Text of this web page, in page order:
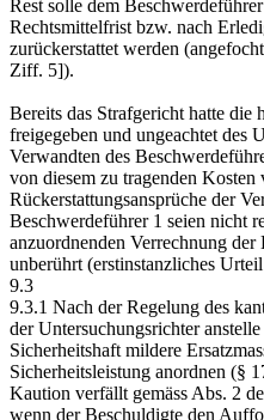
Rest solle dem
Rechtsmittelfrist bzw. nach
zurückerstattet werden
Ziff. 5]).
Bereits das Strafgericht hatte die
freigegeben und ungeachtet des
Verwandten des
von diesem zu tragenden
Rückerstattungsansprüche der
Beschwerdeführer 1 seien nicht
anzuordnenden Verrechnung
unberührt (erstinstanzliches
9.3
9.3.1 Nach der Regelung des
der Untersuchungsrichter
Sicherheitshaft mildere
Sicherheitsleistung anordnen (§
Kaution verfällt gemäss Abs. 2
wenn der Beschuldigte den